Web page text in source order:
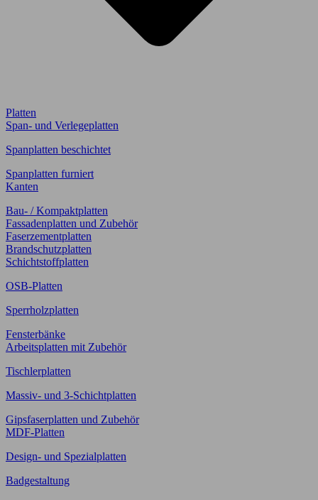
Platten
Span- und Verlegeplatten
Spanplatten beschichtet
Spanplatten furniert
Kanten
Bau- / Kompaktplatten
Fassadenplatten und Zubehör
Faserzementplatten
Brandschutzplatten
Schichtstoffplatten
OSB-Platten
Sperrholzplatten
Fensterbänke
Arbeitsplatten mit Zubehör
Tischlerplatten
Massiv- und 3-Schichtplatten
Gipsfaserplatten und Zubehör
MDF-Platten
Design- und Spezialplatten
Badgestaltung